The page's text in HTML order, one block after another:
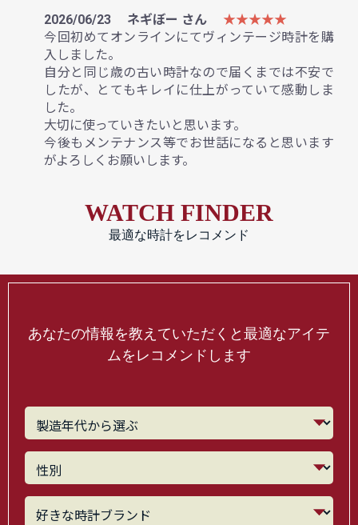
2026/06/23 ネギぼー さん
★★★★★
今回初めてオンラインにてヴィンテージ時計を購
入しました。
自分と同じ歳の古い時計なので届くまでは不安で
したが、とてもキレイに仕上がっていて感動しま
した。
大切に使っていきたいと思います。
今後もメンテナンス等でお世話になると思います
がよろしくお願いします。
WATCH FINDER
最適な時計をレコメンド
あなたの情報を教えていただくと最適なアイテ
ムをレコメンドします